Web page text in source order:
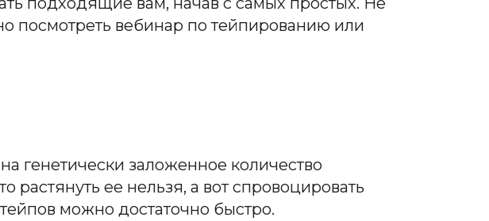
посмотреть вебинар по тейпированию или
генетически заложенное количество
растянуть ее нельзя, а вот спровоцировать
можно достаточно быстро.